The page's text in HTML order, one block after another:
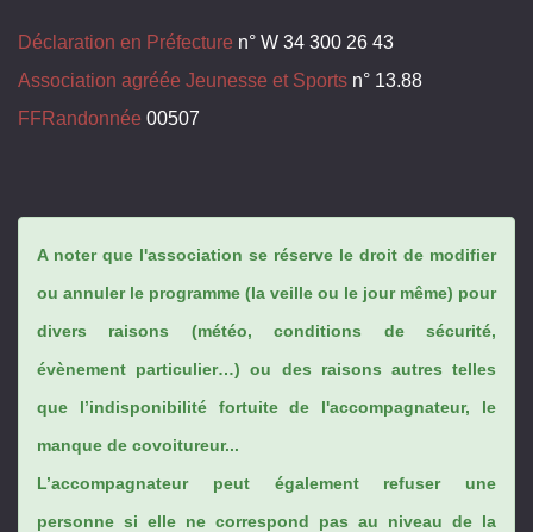
Déclaration en Préfecture n° W 34 300 26 43
Association agréée Jeunesse et Sports n° 13.88
FFRandonnée 00507
A noter que l'association se réserve le droit de modifier
ou annuler le programme (la veille ou le jour même) pour
divers raisons (météo, conditions de sécurité,
évènement particulier…) ou des raisons autres telles
que l’indisponibilité fortuite de l'accompagnateur, le
manque de covoitureur...
L’accompagnateur peut également refuser une
personne si elle ne correspond pas au niveau de la